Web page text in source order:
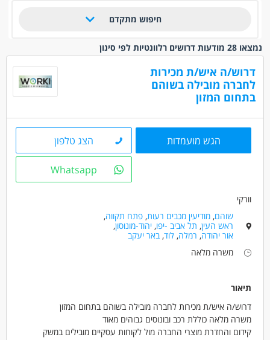
חיפוש מתקדם
נמצאו 28 מודעות דרושים רלוונטיות לפי סינון
דרוש/ה איש/ת מכירות
לחברה מובילה בשוהם
בתחום המזון
הגש מועמדות הצג טלפון
Whatsapp
וורקי
שוהם,מודיעין מכבים רעות,פתח תקווה,
ראש העין, תל אביב -יפו,יהוד-מונוסון,
אור יהודה, רמלה,לוד,באר יעקב
משרה מלאה
תיאור
דרוש/ה איש/ת מכירות לחברה מובילה בשוהם בתחום המזון
משרה מלאה כוללת רכב ובונוסים גבוהים מאוד
קידום והחדרת מוצרי החברה מול לקוחות עסקיים מובילים במשק